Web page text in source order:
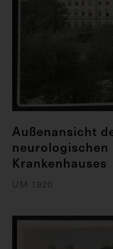
Außenansicht
neurologischen
Krankenhauses
UM 1920